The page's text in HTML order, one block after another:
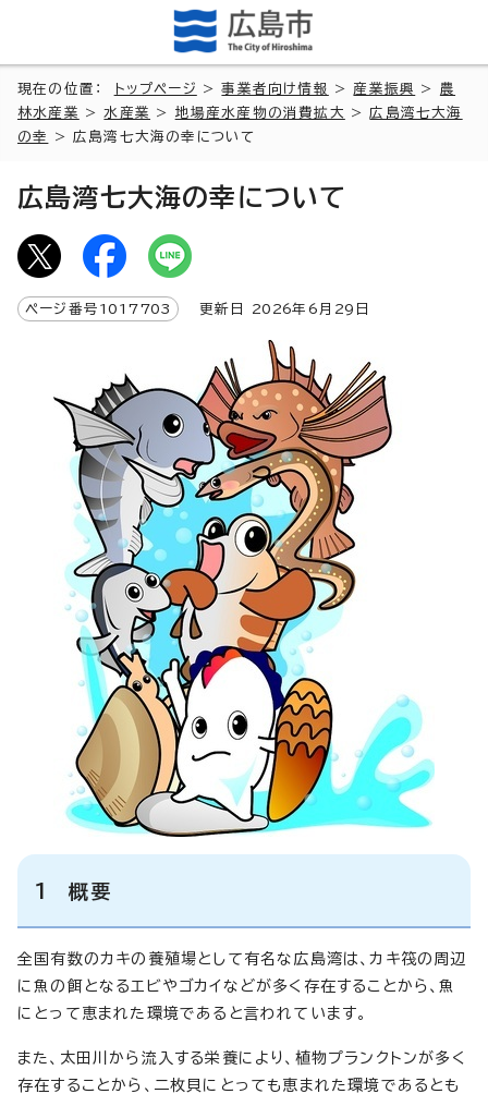
現在の位置： トップページ >事業者向け情報 > 産業振興 > 農
林水産業
>水産業 > 地場産水産物の消費拡大 >広島湾七大海
の幸
> 広島湾七大海の幸について
広島湾七大海の幸について
ページ番号 1017703 更新日 2026年6月 29 日
1 概要
全国有数のカキの養殖場として有名な広島湾は、カキ筏の周辺
に魚の餌となるエビやゴカイなどが多く存在することから、魚
にとって恵まれた環境であると言われています。
また、太田川から流入する栄養により、植物プランクトンが多く
存在することから、二枚貝にとっても恵まれた環境であるとも